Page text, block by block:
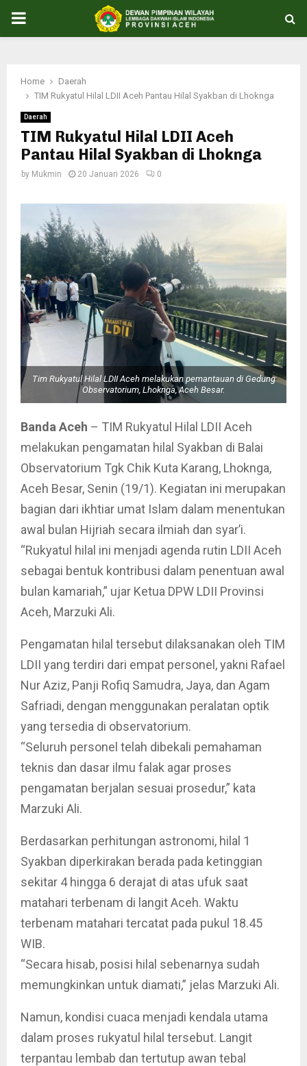
PRIMARY
Home
Daerah
TIM Rukyatul Hilal LDII Aceh Pantau Hilal Syakban di Lhoknga
Daerah
TIM Rukyatul Hilal LDII Aceh
Pantau Hilal Syakban di Lhoknga
by Mukmin 20 Januari 2026 0
Tim Rukyatul Hilal LDII Aceh melakukan pemantauan di Gedung
Observatorium, Lhoknga, Aceh Besar.
Banda Aceh – TIM Rukyatul Hilal LDII Aceh
melakukan pengamatan hilal Syakban di Balai
Observatorium Tgk Chik Kuta Karang, Lhoknga,
Aceh Besar, Senin (19/1). Kegiatan ini merupakan
bagian dari ikhtiar umat Islam dalam menentukan
awal bulan Hijriah secara ilmiah dan syar’i.
“Rukyatul hilal ini menjadi agenda rutin LDII Aceh
sebagai bentuk kontribusi dalam penentuan awal
bulan kamariah,” ujar Ketua DPW LDII Provinsi
Aceh, Marzuki Ali.
Pengamatan hilal tersebut dilaksanakan oleh TIM
LDII yang terdiri dari empat personel, yakni Rafael
Nur Aziz, Panji Rofiq Samudra, Jaya, dan Agam
Safriadi, dengan menggunakan peralatan optik
yang tersedia di observatorium.
“Seluruh personel telah dibekali pemahaman
teknis dan dasar ilmu falak agar proses
pengamatan berjalan sesuai prosedur,” kata
Marzuki Ali.
Berdasarkan perhitungan astronomi, hilal 1
Syakban diperkirakan berada pada ketinggian
sekitar 4 hingga 6 derajat di atas ufuk saat
matahari terbenam di langit Aceh. Waktu
terbenam matahari tercatat pada pukul 18.45
WIB.
“Secara hisab, posisi hilal sebenarnya sudah
memungkinkan untuk diamati,” jelas Marzuki Ali.
Namun, kondisi cuaca menjadi kendala utama
dalam proses rukyatul hilal tersebut. Langit
terpantau lembab dan tertutup awan tebal